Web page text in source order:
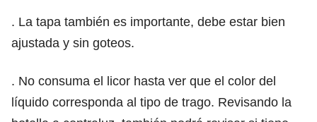
. La tapa también es importante, debe estar bien
ajustada y sin goteos.
. No consuma el licor hasta ver que el color del
líquido corresponda al tipo de trago. Revisando la